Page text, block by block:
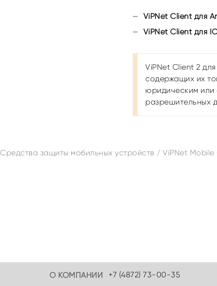
ViPNet Client для
ViPNet Client для
ViPNet Client 2
содержащих их
юридическим или
разрешительных
Средства защиты мобильных устройств / ViPNet Mobile
О КОМПАНИИ
+7 (4872) 73-00-35